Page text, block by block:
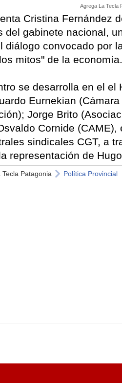
Agrega La Tecla
Cristina Fernández
del gabinete nacional,
diálogo convocado por
mitos" de la economía.
se desarrolla en el el
Eurnekian
Jorge Brito
Cornide
sindicales CGT, a
representación de
Tecla Patagonia Política Provincial